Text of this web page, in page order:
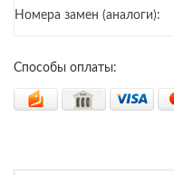
Номера замен (аналоги):
Способы оплаты: